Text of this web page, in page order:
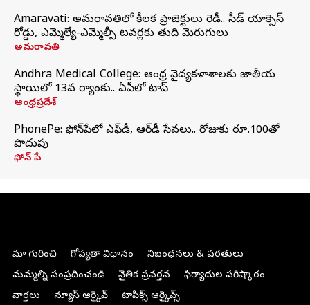
Amaravati: అమరావతిలో కీలక ప్రాజెక్టులు రెడీ.. సీడ్‌ యాక్సెస్‌
రోడ్డు, ఎమ్మెల్యే-ఎమ్మెల్సీ టవర్లకు తుది మెరుగులు
అమరావతి
Andhra Medical College: ఆంధ్ర వైద్యకళాశాలకు జాతీయ
స్థాయిలో 13వ ర్యాంకు.. ఏపీలో టాప్
ఆంధ్రప్రదేశ్
PhonePe: ఫోన్‌పేలో ఎఫ్‌డీ, ఆర్‌డీ సేవలు.. రోజుకు రూ.100తో
పొదుపు
ఫోన్‌ పే
మా గురించి గోప్యతా విధానం
నిబంధనలు & షరతులు
మమ్మల్ని సంప్రదించండి
నైతిక ప్రవర్తన
ఫిర్యాదుల పరిష్కారం
వార్తలు
న్యూస్ ఆర్కైవ్ టాపిక్స్ ఆర్కైవ్స్